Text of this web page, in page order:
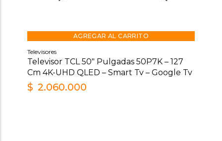
AGREGAR AL CARRITO
Televisores
Televisor TCL 50″ Pulgadas 50P7K – 127
Cm 4K-UHD QLED – Smart Tv – Google Tv
$ 2.060.000